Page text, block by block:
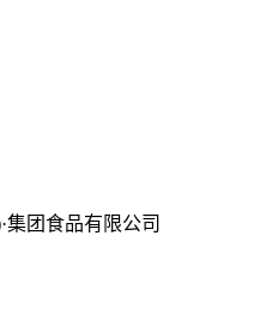
集团食品有限公司